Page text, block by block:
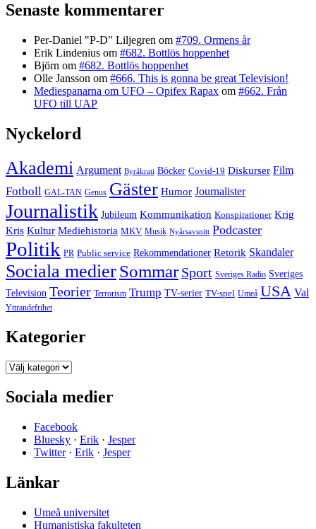
Senaste kommentarer
Per-Daniel "P-D" Liljegren om #709. Ormens år
Erik Lindenius om #682. Bottlös hoppenhet
Björn om #682. Bottlös hoppenhet
Olle Jansson om #666. This is gonna be great Television!
Mediespanarna om UFO – Opifex Rapax om #662. Från
UFO till UAP
Nyckelord
Akademi Argument Byråkrati Böcker Covid-19 Diskurser Film
Fotboll GAL-TAN Genus Gäster Humor Journalister
Journalistik Jubileum Kommunikation Konspirationer Krig
Kris Kultur Mediehistoria MKV Musik Nyårsavsnitt Podcaster
Politik PR Public service Rekommendationer Retorik Skandaler
Sociala medierSommar Sport Sveriges Radio Sveriges
Television Teorier Terrorism Trump TV-serier TV-spel Umeå USA Val
Yttrandefrihet
Kategorier
Kategorier
Sociala medier
Facebook
Bluesky · Erik · Jesper
Twitter· Erik · Jesper
Länkar
Umeå universitet
Humanistiska fakulteten